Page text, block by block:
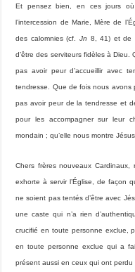
Et pensez bien, en ces jours
l’intercession de Marie, Mère de
des calomnies (cf.Jn 8, 41) et de
d’être des serviteurs fidèles à
pas avoir peur d’accueillir avec
tendresse. Que de fois nous avons
pas avoir peur de la tendresse et
pour les accompagner sur leur
mondain ; qu’elle nous montre
Chers frères nouveaux
exhorte à servir l’Église, de façon
ne soient pas tentés d’être avec
une caste qui n’a rien
crucifié en toute personne exclue,
en toute personne exclue qui a
présent aussi en ceux qui ont